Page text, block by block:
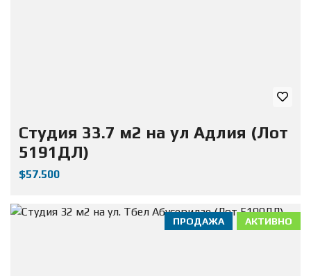
Студия 33.7 м2 на ул Адлия (Лот
5191ДЛ)
$57.500
АКТИВНО
ПРОДАЖА